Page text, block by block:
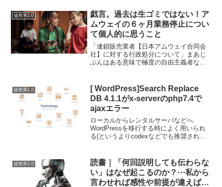
徒然草2.0
戯言。過去は生ゴミではない！ア
ムウェイの６ヶ月業務停止につい
て個人的に思うこと
「連鎖販売業者【日本アムウェイ合同会
社】に対する行政処分について」まあじ
ぶんはある意味で極度の自由主義者なと
断っておきますが…こちらについてはな
んだか関係者のことを思う...
徒然草2.0
[ WordPress]Search Replace
DB 4.1.1がx-serverのphp7.4で
ajaxエラー
ローカルからレンタルサーバなどへ
WordPressを移行する時によく用いられ
る(というよりcodexなどでも推奨されて
系はまだphp7.4やph...
徒然草2.0
読書｜「何回説明しても伝わらな
い」はなぜ起こるのか？⋯私から
言わせれば感性や前提が違えばコ